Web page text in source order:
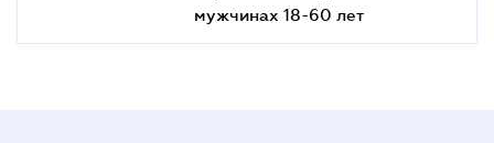
мужчинах 18-60 лет